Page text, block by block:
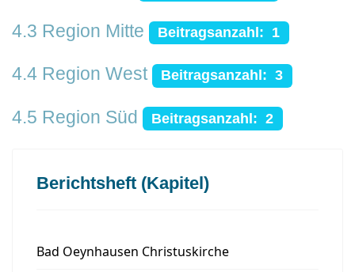
4.3 Region Mitte Beitragsanzahl: 1
4.4 Region West Beitragsanzahl: 3
4.5 Region Süd Beitragsanzahl: 2
Berichtsheft (Kapitel)
Bad Oeynhausen Christuskirche